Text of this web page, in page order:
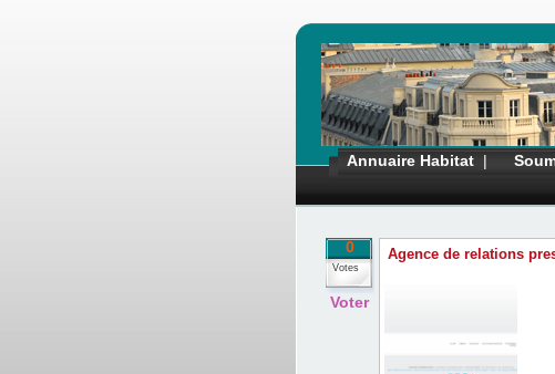
Annuaire Habitat |
0
Votes
Voter
Agence de relations